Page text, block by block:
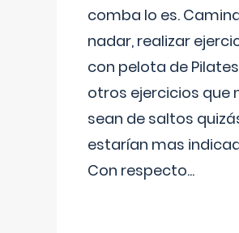
comba lo es.
nadar, realizar
con pelota de
otros ejercicios que
sean de saltos
estarían mas
Con respecto...